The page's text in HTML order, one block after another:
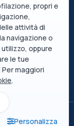
8
dei datipropri e
attività di
navigazione o
oppure
le tue
maggiori
.
Personalizza